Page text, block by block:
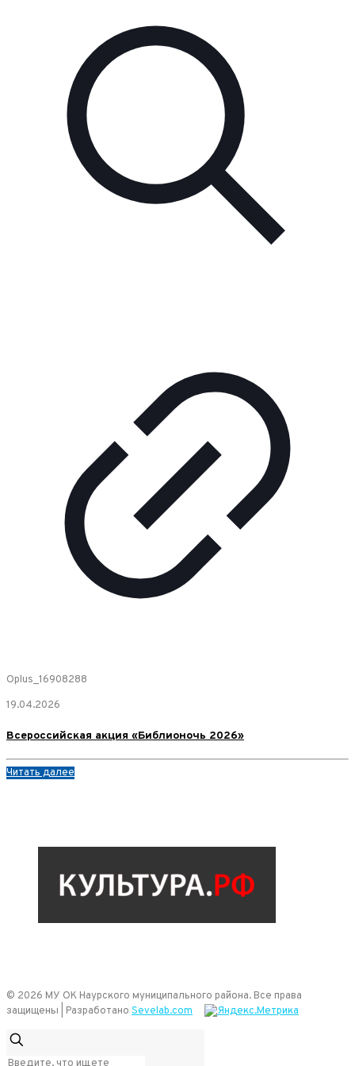
Oplus_16908288
19.04.2026
Всероссийская акция «Библионочь 2026»
Читать далее
© 2026 МУ ОК Наурского муниципального района. Все права
защищены | Разработано Sevelab.com